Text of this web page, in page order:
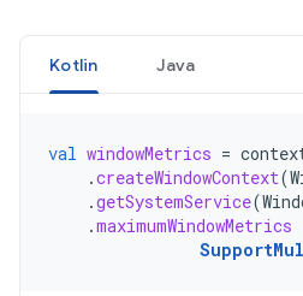
Kotlin Java
val windowMetrics =
.createWindowContext(
.getSystemService(
.maximumWindowMetrics